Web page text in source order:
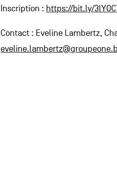
Inscription : https://bit.ly/
Contact : Eveline Lambertz,